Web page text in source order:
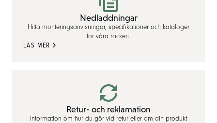
Nedladdningar
Hitta monteringsanvisningar, specifikationer och kataloger
för våra räcken.
LÄS MER
Retur- och reklamation
Information om hur du gör vid retur eller om din produkt